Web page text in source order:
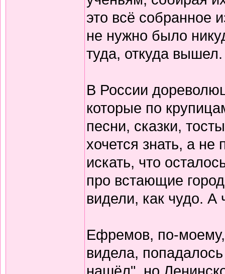
это всё собранное
не нужно было
туда, откуда вышел.
В России
которые по
песни, сказки,
хочется знать, а не
искать, что
про встающие
видели, как чудо. А
Ефремов, по-
видела,